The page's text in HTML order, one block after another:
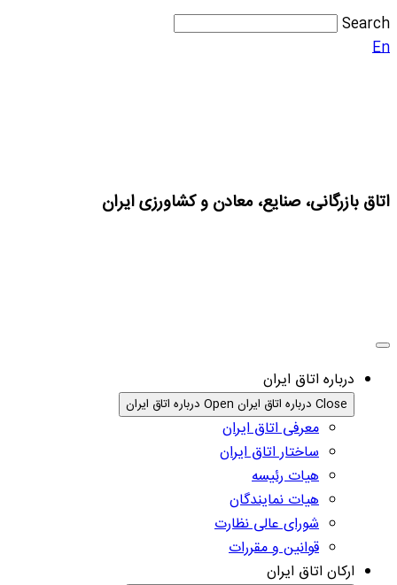
Search
En
اتاق بازرگانی، صنایع، معادن و کشاورزی ایران
درباره اتاق ایران
Close درباره اتاق ایران Open درباره اتاق ایران
معرفی اتاق ایران
ساختار اتاق ایران
هیات رئیسه
هیات نمایندگان
شورای عالی نظارت
قوانین و مقررات
ارکان اتاق ایران